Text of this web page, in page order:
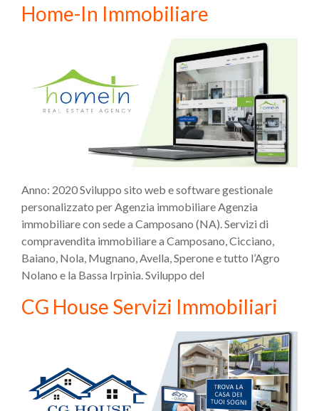
Home-In Immobiliare
Anno: 2020 Sviluppo sito web e software gestionale
personalizzato per Agenzia immobiliare Agenzia
immobiliare con sede a Camposano (NA). Servizi di
compravendita immobiliare a Camposano, Cicciano,
Baiano, Nola, Mugnano, Avella, Sperone e tutto l’Agro
Nolano e la Bassa Irpinia. Sviluppo del
CG House Servizi Immobiliari